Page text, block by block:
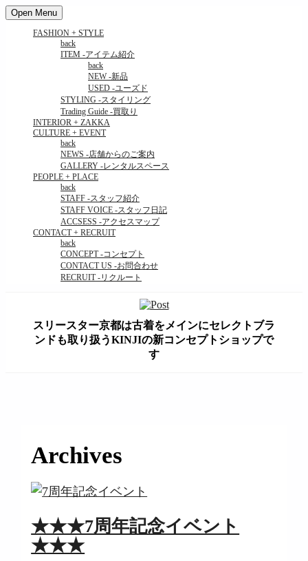
Open Menu
FASHION + STYLE
back
ITEM -アイテム紹介
back
NEW-新品
USED -ユーズド
STYLING -スタイリング
Trading Guide -買取り
INTERIOR + ZAKKA
CULTURE + EVENT
back
NEWS -店舗からのご案内
GALLERY -レンタルスペース
PEOPLE + PLACE
back
STAFF -スタッフ紹介
STAFF VOICE -スタッフ日記
ACCSESS -アクセスマップ
CONTACT + RECRUIT
back
CONCEPT-コンセプト
CONTACT US -お問合わせ
RECRUIT-リクルート
スリースター京都は古着をメインにセレクトブラ
ンドも取り扱うKINJIの新コンセプトショップで
す
Archives
★★★7周年記念イベント
★★★